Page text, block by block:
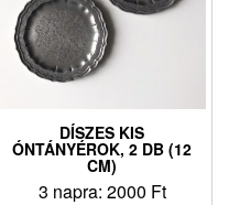
DÍSZES KIS
ÓNTÁNYÉROK, 2 DB (12
CM)
3 napra: 2000 Ft